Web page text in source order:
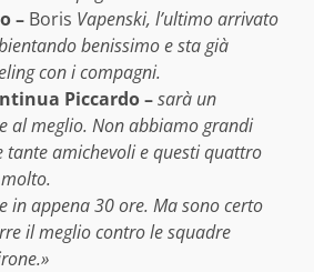
– Boris Vapenski, l’ultimo arrivato
benissimo e sta già
con i compagni.
Piccardo –sarà un
al meglio. Non abbiamo grandi
tante amichevoli e questi quattro
in appena 30 ore. Ma sono certo
il meglio contro le squadre